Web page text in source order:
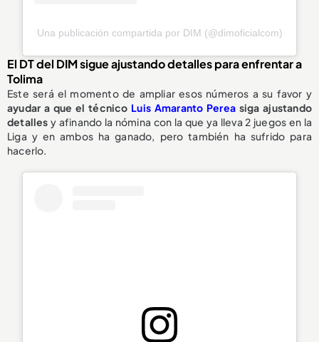
Una publicación compartida por DIM (@dimoficialcom)
El DT del DIM sigue ajustando detalles para enfrentar a
Tolima
Este será el momento de ampliar esos números a su favor y
ayudar a que el técnico Luis Amaranto Perea siga ajustando
detalles y afinando la nómina con la que ya lleva 2 juegos en la
Liga y en ambos ha ganado, pero también ha sufrido para
hacerlo.